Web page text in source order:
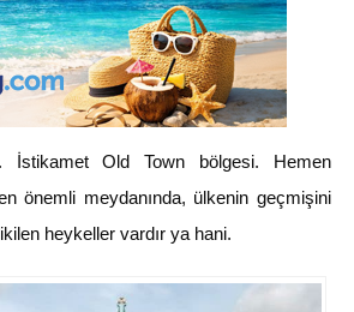
İstikamet Old Town bölgesi. Hemen
önemli meydanında, ülkenin geçmişini
heykeller vardır ya hani.